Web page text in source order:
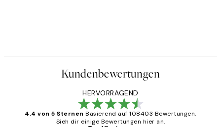
Kundenbewertungen
HERVORRAGEND
4.4 von 5 Sternen Basierend auf 108403 Bewertungen.
Sieh dir einige Bewertungen hier an.